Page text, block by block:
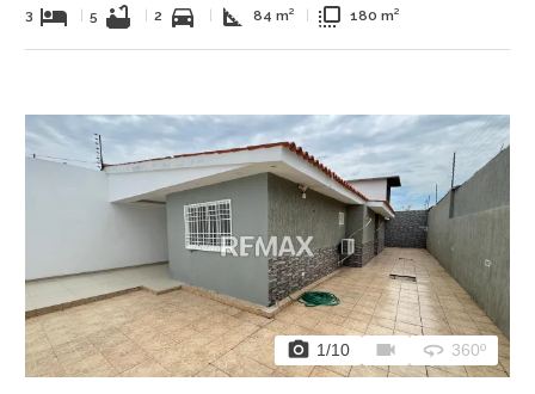
3 hotel 5 bathtub 2 directions_car square_foot 84 m² flip_to_front 180 m²
photo_camera 1/10 videocam 360 360º